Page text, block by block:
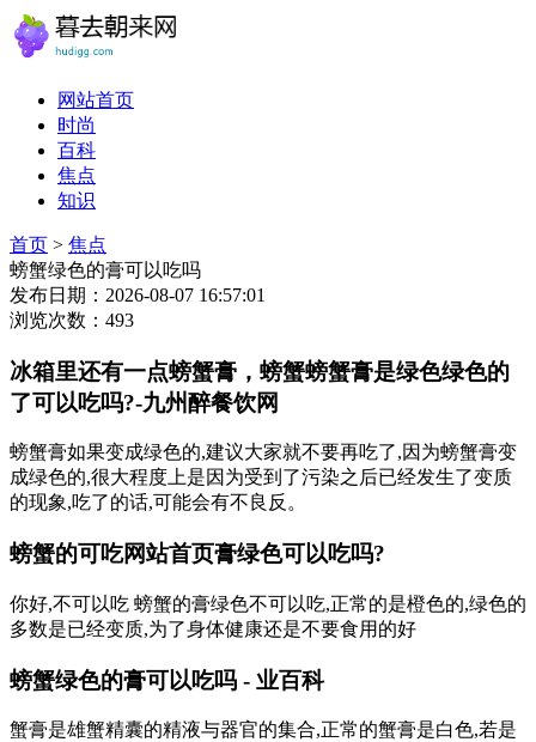
网站首页
时尚
百科
焦点
知识
首页 > 焦点
螃蟹绿色的膏可以吃吗
发布日期：2026-08-07 16:57:01
浏览次数：493
冰箱里还有一点螃蟹膏，螃蟹螃蟹膏是绿色绿色的
了可以吃吗?-九州醉餐饮网
螃蟹膏如果变成绿色的,建议大家就不要再吃了,因为螃蟹膏变
成绿色的,很大程度上是因为受到了污染之后已经发生了变质
的现象,吃了的话,可能会有不良反。
螃蟹的可吃网站首页膏绿色可以吃吗?
你好,不可以吃 螃蟹的膏绿色不可以吃,正常的是橙色的,绿色的
多数是已经变质,为了身体健康还是不要食用的好
螃蟹绿色的膏可以吃吗 - 业百科
蟹膏是雄蟹精囊的精液与器官的集合,正常的蟹膏是白色,若是